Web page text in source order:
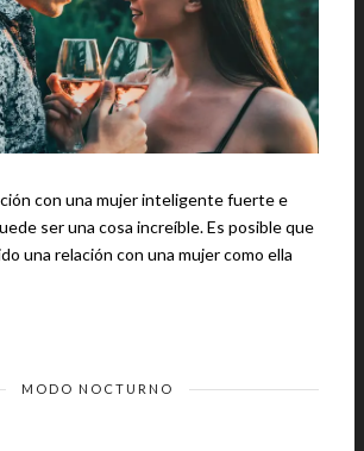
con una mujer inteligente fuerte e
una cosa increíble. Es posible que
una relación con una mujer como ella
MODO NOCTURNO